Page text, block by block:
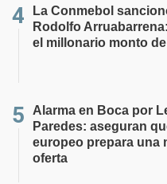
La Conmebol
Rodolfo
el millonario monto
Alarma en Boca por
Paredes: aseguran
europeo prepara una
oferta